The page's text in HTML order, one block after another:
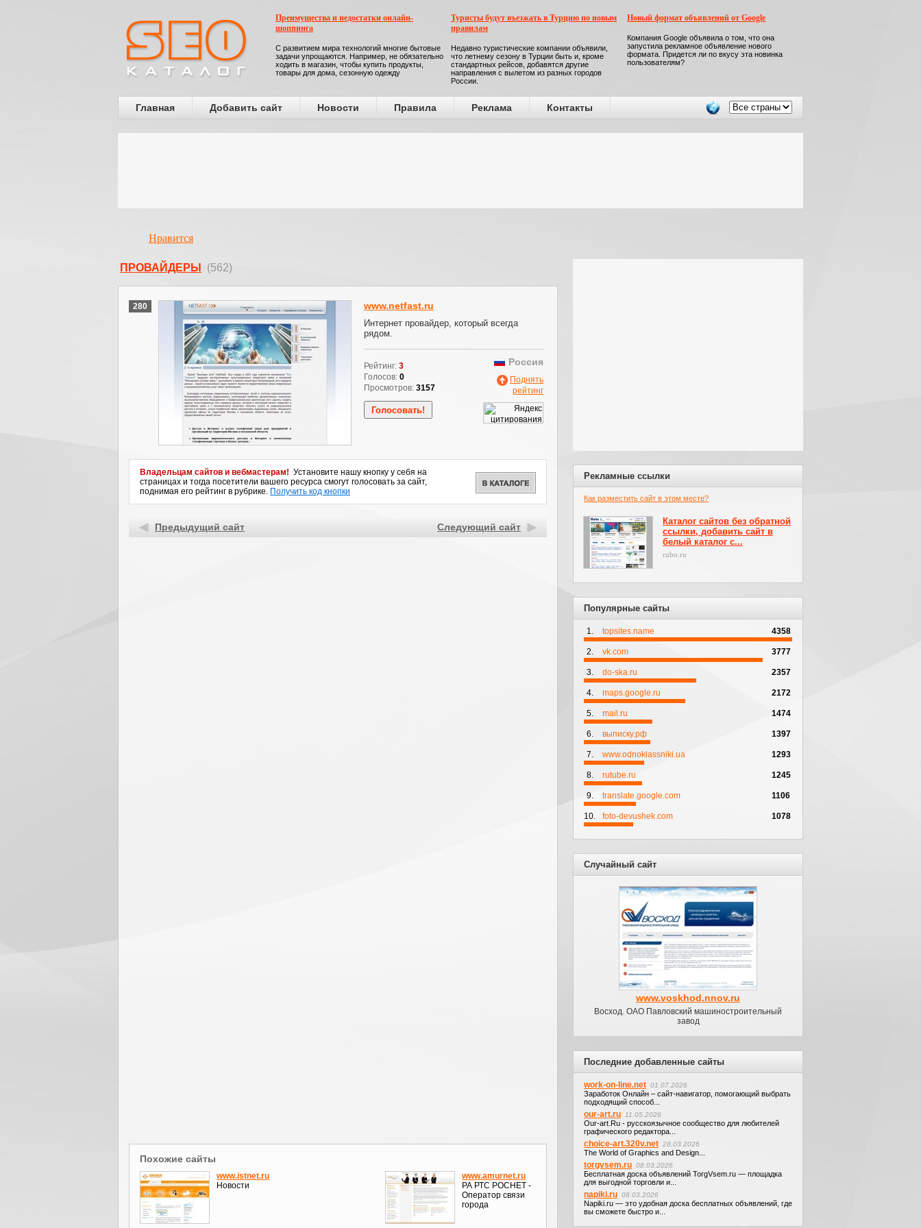
Преимущества и недостатки онлайн-
шоппинга
С развитием мира технологий многие бытовые
задачи упрощаются. Например, не обязательно
ходить в магазин, чтобы купить продукты,
товары для дома, сезонную одежду
Туристы будут въезжать в Турцию по новым
правилам
Недавно туристические компании объявили,
что летнему сезону в Турции быть и, кроме
стандартных рейсов, добавятся другие
направления с вылетом из разных городов
России.
Новый формат объявлений от Google
Компания Google объявила о том, что она
запустила рекламное объявление нового
формата. Придется ли по вкусу эта новинка
пользователям?
Главная Добавить сайт Новости Правила Реклама Контакты
Нравится
ПРОВАЙДЕРЫ (562)
280 www.netfast.ru
Интернет провайдер, который всегда
рядом.
Рейтинг: 3
Голосов: 0
Просмотров: 3157
Россия
Поднять
рейтинг
Владельцам сайтов и вебмастерам! Установите нашу кнопку у себя на
страницах и тогда посетители вашего ресурса смогут голосовать за сайт,
поднимая его рейтинг в рубрике. Получить код кнопки
Предыдущий сайт Следующий сайт
Похожие сайты
www.istnet.ru
Новости
www.amurnet.ru
РА РТС РОСНЕТ -
Оператор связи
города
Рекламные ссылки
Как разместить сайт в этом месте?
Каталог сайтов без обратной
ссылки, добавить сайт в
белый каталог с...
rubo.ru
Популярные сайты
1. topsites.name 4358
2. vk.com 3777
3. do-ska.ru 2357
4. maps.google.ru 2172
5. mail.ru 1474
6. выписку.рф 1397
7. www.odnoklassniki.ua 1293
8. rutube.ru 1245
9. translate.google.com 1106
10. foto-devushek.com 1078
Случайный сайт
www.voskhod.nnov.ru
Восход. ОАО Павловский машиностроительный
завод
Последние добавленные сайты
work-on-line.net 01.07.2026
Заработок Онлайн – сайт-навигатор, помогающий выбрать
подходящий способ...
our-art.ru 11.05.2026
Our-art.Ru - русскоязычное сообщество для любителей
графического редактора...
choice-art.320v.net 28.03.2026
The World of Graphics and Design...
torgvsem.ru 08.03.2026
Бесплатная доска объявлений TorgVsem.ru — площадка
для выгодной торговли и...
napiki.ru 08.03.2026
Napiki.ru — это удобная доска бесплатных объявлений, где
вы сможете быстро и...